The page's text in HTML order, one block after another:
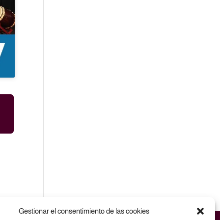
Gestionar el consentimiento de las cookies